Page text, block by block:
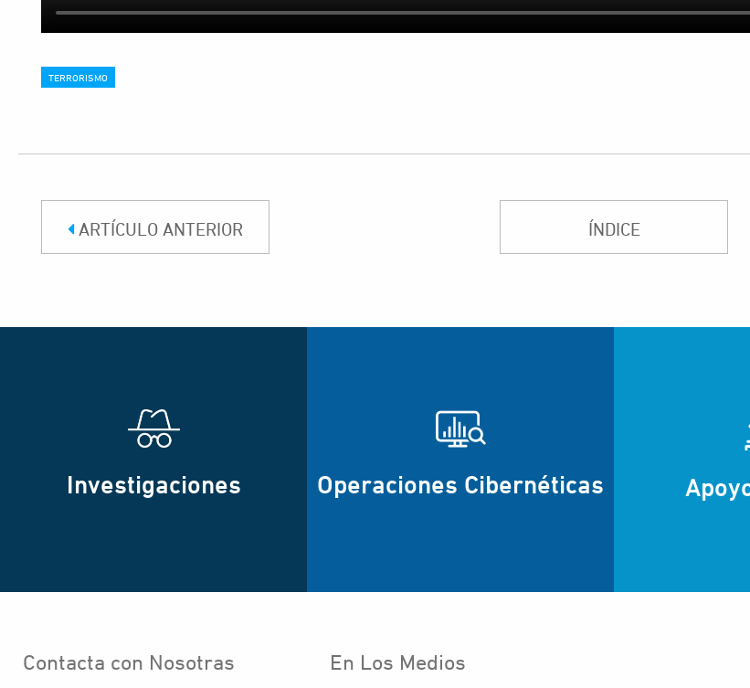
TERRORISMO
ARTÍCULO ANTERIOR ÍNDICE
Investigaciones Operaciones Cibernéticas
Contacta con Nosotras En Los Medios